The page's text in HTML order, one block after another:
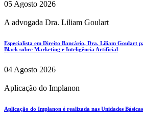
05 Agosto 2026
A advogada Dra. Liliam Goulart
Especialista em Direito Bancário, Dra. Liliam Goulart
Black sobre Marketing e Inteligência Artificial
04 Agosto 2026
Aplicação do Implanon
Aplicação do Implanon é realizada nas Unidades